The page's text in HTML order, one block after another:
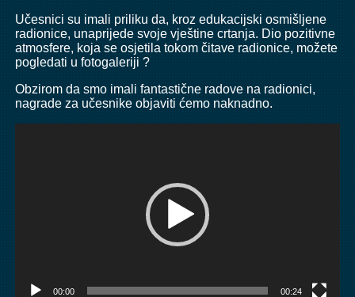
Učesnici su imali priliku da, kroz edukacijski osmišljene
radionice, unaprijede svoje vještine crtanja. Dio pozitivne
atmosfere, koja se osjetila tokom čitave radionice, možete
pogledati u fotogaleriji ?
Obzirom da smo imali fantastične radove na radionici,
nagrade za učesnike objaviti ćemo naknadno.
00:00 00:24